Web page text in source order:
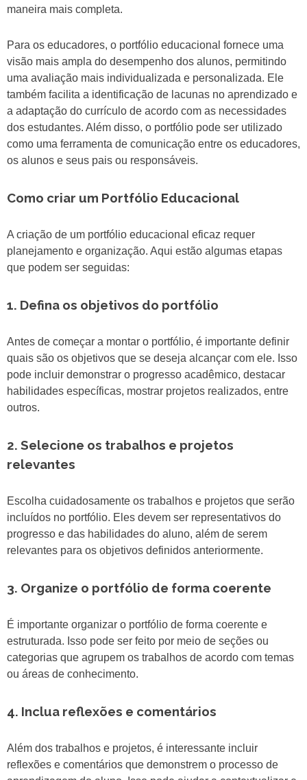
maneira mais completa.
Para os educadores, o portfólio educacional fornece uma
visão mais ampla do desempenho dos alunos, permitindo
uma avaliação mais individualizada e personalizada. Ele
também facilita a identificação de lacunas no aprendizado e
a adaptação do currículo de acordo com as necessidades
dos estudantes. Além disso, o portfólio pode ser utilizado
como uma ferramenta de comunicação entre os educadores,
os alunos e seus pais ou responsáveis.
Como criar um Portfólio Educacional
A criação de um portfólio educacional eficaz requer
planejamento e organização. Aqui estão algumas etapas
que podem ser seguidas:
1. Defina os objetivos do portfólio
Antes de começar a montar o portfólio, é importante definir
quais são os objetivos que se deseja alcançar com ele. Isso
pode incluir demonstrar o progresso acadêmico, destacar
habilidades específicas, mostrar projetos realizados, entre
outros.
2. Selecione os trabalhos e projetos
relevantes
Escolha cuidadosamente os trabalhos e projetos que serão
incluídos no portfólio. Eles devem ser representativos do
progresso e das habilidades do aluno, além de serem
relevantes para os objetivos definidos anteriormente.
3. Organize o portfólio de forma coerente
É importante organizar o portfólio de forma coerente e
estruturada. Isso pode ser feito por meio de seções ou
categorias que agrupem os trabalhos de acordo com temas
ou áreas de conhecimento.
4. Inclua reflexões e comentários
Além dos trabalhos e projetos, é interessante incluir
reflexões e comentários que demonstrem o processo de